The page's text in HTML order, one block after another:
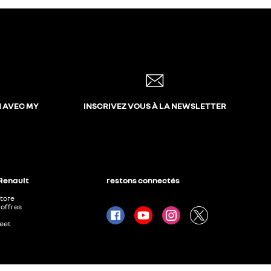
AVEC MY
INSCRIVEZ VOUS À LA NEWSLETTER
offres
restons connectés